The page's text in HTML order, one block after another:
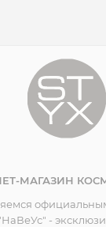
МАГАЗИН
-